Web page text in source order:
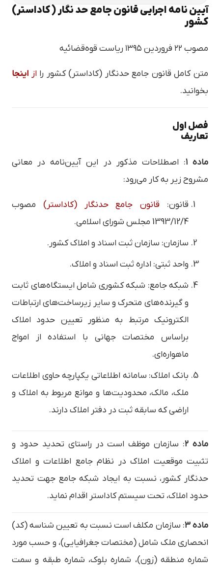
آیین نامه اجرایی قانون جامع حد نگار ( کاداستر)
کشور
مصوب ۲۲ فروردین ۱۳۹۵ ریاست قوه‌قضائیه
متن کامل قانون جامع حدنگار (کاداستر) کشور را از اینجا
بخوانید.
فصل اول
تعاریف
ماده ۱ : اصطلاحات مذکور در این آیین‌نامه در معانی
مشروح زیر به کار می‌رود:
قانون: قانون جامع حدنگار (کاداستر) مصوب
1393/12/4 مجلس شورای اسلامی.
سازمان: سازمان ثبت اسناد و املاک کشور.
واحد ثبتی: اداره ثبت اسناد و املاک.
شبکه جامع: شبکه کشوری شامل ایستگاه‌های ثابت
و گیرنده‌های متحرک و سایر زیرساخت‌های ارتباطات
الکترونیک مرتبط به منظور تعیین حدود املاک
براساس مختصات جهانی با استفاده از امواج
ماهواره‌ای.
بانک املاک: سامانه اطلاعاتی یکپارچه حاوی اطلاعات
ملک، مالک، محدودیت‌ها و موانع مربوط به املاک و
اراضی که سابقه ثبت در دفتر املاک دارند.
ماده ۲
: سازمان موظف است در راستای تحدید حدود و
تثبیت موقعیت املاک در نظام جامع اطلاعات و املاک
حدنگار کشور، نسبت به ایجاد شبکه جامع جهت تحدید
حدود املاک، تحت سیستم کاداستر اقدام نماید.
ماده ۳ : سازمان مکلف است نسبت به تعیین شناسه (کد)
انحصاری ملک شامل (مختصات جغرافیایی)، و حسب مورد
شماره منطقه (زون)، شماره بلوک، شماره طبقه و سمت